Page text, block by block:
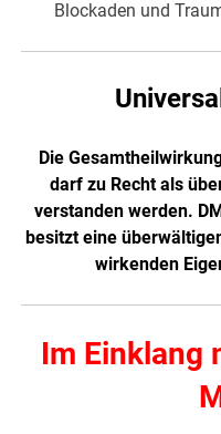
Blockaden und
Die
darf zu Recht als
verstanden werden.
besitzt eine
wirkenden
Im Einklang